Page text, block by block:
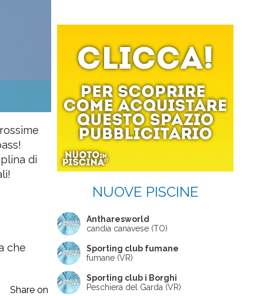
di
che
Share on
NUOVE PISCINE
Antharesworld
candia canavese (TO)
Sporting club fumane
fumane (VR)
Sporting club i Borghi
Peschiera del Garda (VR)